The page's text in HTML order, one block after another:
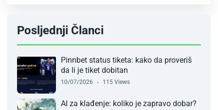
Posljednji Članci
Pinnbet status tiketa: kako da proveriš
da li je tiket dobitan
10/07/2026 115 Views
AI za klađenje: koliko je zapravo dobar?